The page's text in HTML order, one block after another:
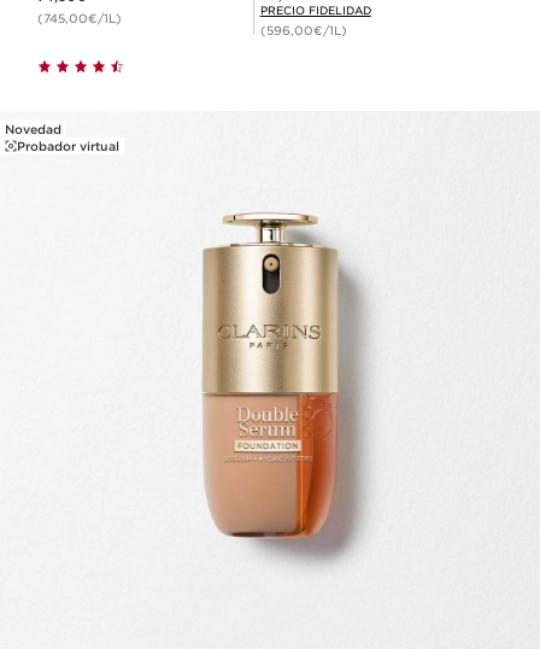
(745,00€/1L)
PRECIO FIDELIDAD
(596,00€/1L)
Novedad
Probador virtual